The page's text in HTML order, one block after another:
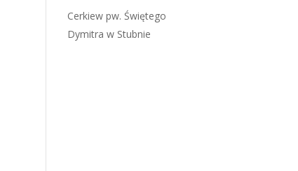
Cerkiew pw. Świętego
Dymitra w Stubnie